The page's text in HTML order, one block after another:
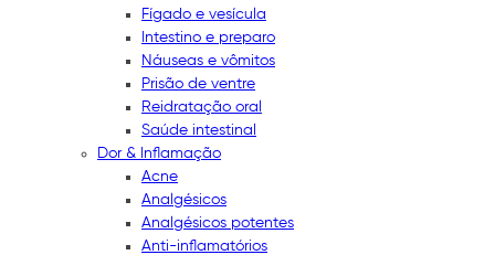
Fígado e vesícula
Intestino e preparo
Náuseas e vômitos
Prisão de ventre
Reidratação oral
Saúde intestinal
Dor & Inflamação
Acne
Analgésicos
Analgésicos potentes
Anti-inflamatórios